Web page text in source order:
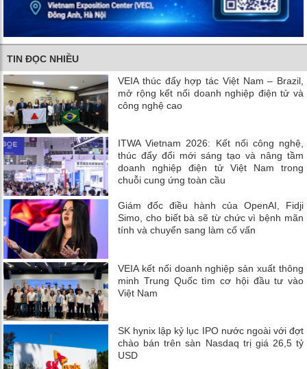
TIN ĐỌC NHIỀU
VEIA thúc đẩy hợp tác Việt Nam – Brazil,
mở rộng kết nối doanh nghiệp điện tử và
công nghệ cao
ITWA Vietnam 2026: Kết nối công nghệ,
thúc đẩy đổi mới sáng tạo và nâng tầm
doanh nghiệp điện tử Việt Nam trong
chuỗi cung ứng toàn cầu
Giám đốc điều hành của OpenAI, Fidji
Simo, cho biết bà sẽ từ chức vì bệnh mãn
tính và chuyển sang làm cố vấn
VEIA kết nối doanh nghiệp sản xuất thông
minh Trung Quốc tìm cơ hội đầu tư vào
Việt Nam
SK hynix lập kỷ lục IPO nước ngoài với đợt
chào bán trên sàn Nasdaq trị giá 26,5 tỷ
USD